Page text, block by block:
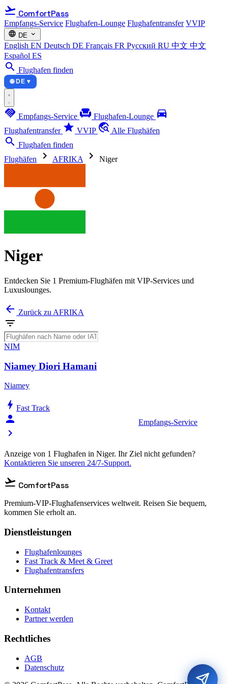
flight_takeoff ComfortPass
Empfangs-Service Flughafen-Lounge Flughafentransfer VVIP
language DE expand_more
English EN Deutsch DE Français FR Русский RU 中文 中文
Español ES
search Flughafen finden
🌐 DE ▾
handshake Empfangs-Service chair Flughafen-Lounge directions_car
Flughafentransfer star VVIP travel_explore Alle Flughäfen
search Flughafen finden
Flughäfen
chevron_right AFRIKA chevron_right Niger
Niger
Entdecken Sie 1 Premium-Flughäfen mit VIP-Services und
Luxuslounges.
arrow_back Zurück zu AFRIKA
filter_list
NIM
Niamey Diori Hamani
Niamey
bolt Fast Track
person_celebrate Empfangs-Service
chevron_right
Anzeige von 1 Flughafen in Niger. Ihr Ziel nicht gefunden?
Kontaktieren Sie unseren 24/7-Support.
flight_takeoff ComfortPass
Premium-VIP-Flughafenservices weltweit. Reisen Sie bequem,
kommen Sie erholt an.
Dienstleistungen
Flughafenlounges
Fast Track & Meet & Greet
Flughafentransfers
Unternehmen
Kontakt
Partner werden
Rechtliches
AGB
Datenschutz